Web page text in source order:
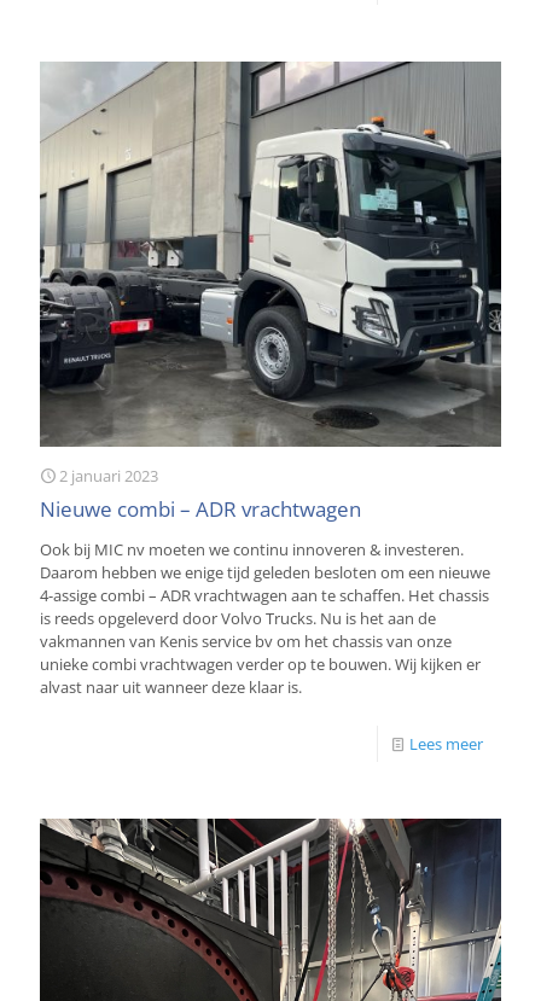
2 januari 2023
Nieuwe combi – ADR vrachtwagen
Ook bij MIC nv moeten we continu innoveren & investeren.
Daarom hebben we enige tijd geleden besloten om een nieuwe
4-assige combi – ADR vrachtwagen aan te schaffen. Het chassis
is reeds opgeleverd door Volvo Trucks. Nu is het aan de
vakmannen van Kenis service bv om het chassis van onze
unieke combi vrachtwagen verder op te bouwen. Wij kijken er
alvast naar uit wanneer deze klaar is.
Lees meer